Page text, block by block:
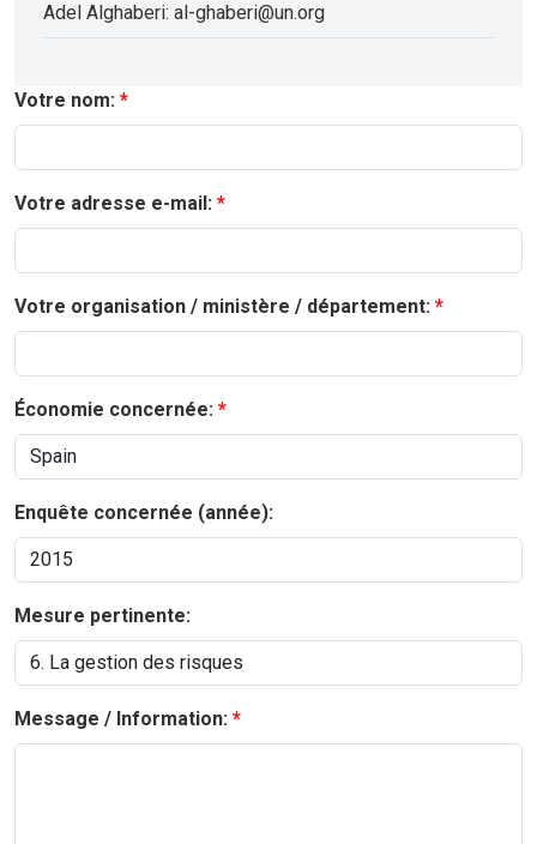
Adel Alghaberi: al-ghaberi@un.org
Votre nom:
Votre adresse e-mail:
Votre organisation / ministère / département:
Économie concernée:
Enquête concernée (année):
Mesure pertinente:
Message / Information: